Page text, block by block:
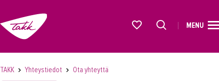
MENU
TAKK Yhteystiedot Ota yhteyttä